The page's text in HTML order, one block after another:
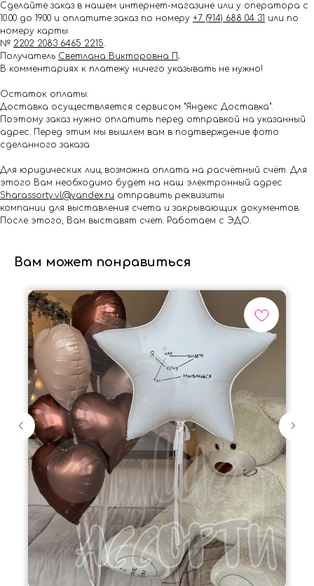
Сделайте заказ в нашем интернет-магазине или у оператора с
10.00 до 19.00 и оплатите заказ по номеру +7 (914) 688 04 31 или по
номеру карты
№ 2202 2083 6465 2215.
Получатель Светлана Викторовна П .
В комментариях к платежу ничего указывать не нужно!
Остаток оплаты:
Доставка осуществляется сервисом "Яндекс Доставка".
Поэтому заказ нужно оплатить перед отправкой на указанный
адрес. Перед этим мы вышлем вам в подтверждение фото
сделанного заказа
Для юридических лиц возможна оплата на расчётный счёт. Для
этого Вам необходимо будет на наш электронный адрес
Shar.assorty.vl@yandex.ru отправить реквизиты
компании для выставления счета и закрывающих документов.
После этого, Вам выставят счет. Работаем с ЭДО.
Вам может понравиться